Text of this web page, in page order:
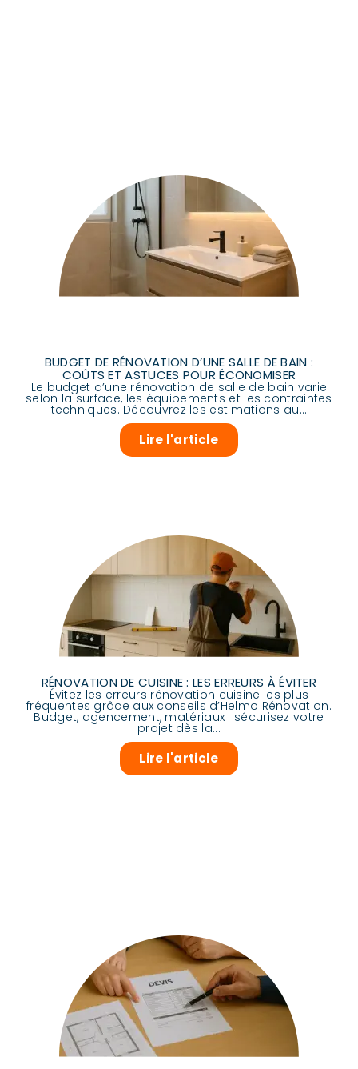
BUDGET DE RÉNOVATION D’UNE SALLE DE BAIN :
COÛTS ET ASTUCES POUR ÉCONOMISER
Le budget d’une rénovation de salle de bain varie
selon la surface, les équipements et les contraintes
techniques. Découvrez les estimations au...
Lire l'article
RÉNOVATION DE CUISINE : LES ERREURS À ÉVITER
Évitez les erreurs rénovation cuisine les plus
fréquentes grâce aux conseils d’Helmo Rénovation.
Budget, agencement, matériaux : sécurisez votre
projet dès la...
Lire l'article